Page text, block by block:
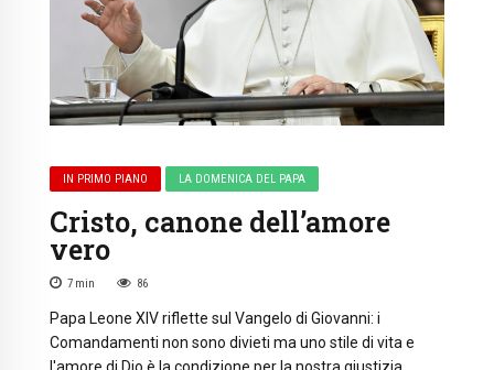
IN PRIMO PIANO LA DOMENICA DEL PAPA
Cristo, canone dell’amore
vero
7 min 86
Papa Leone XIV riflette sul Vangelo di Giovanni: i
Comandamenti non sono divieti ma uno stile di vita e
l'amore di Dio è la condizione per la nostra giustizia.